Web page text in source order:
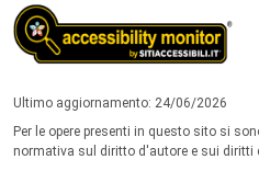
Ultimo aggiornamento: 24/06/2026
Per le opere presenti in questo sito si
normativa sul diritto d'autore e sui diritti